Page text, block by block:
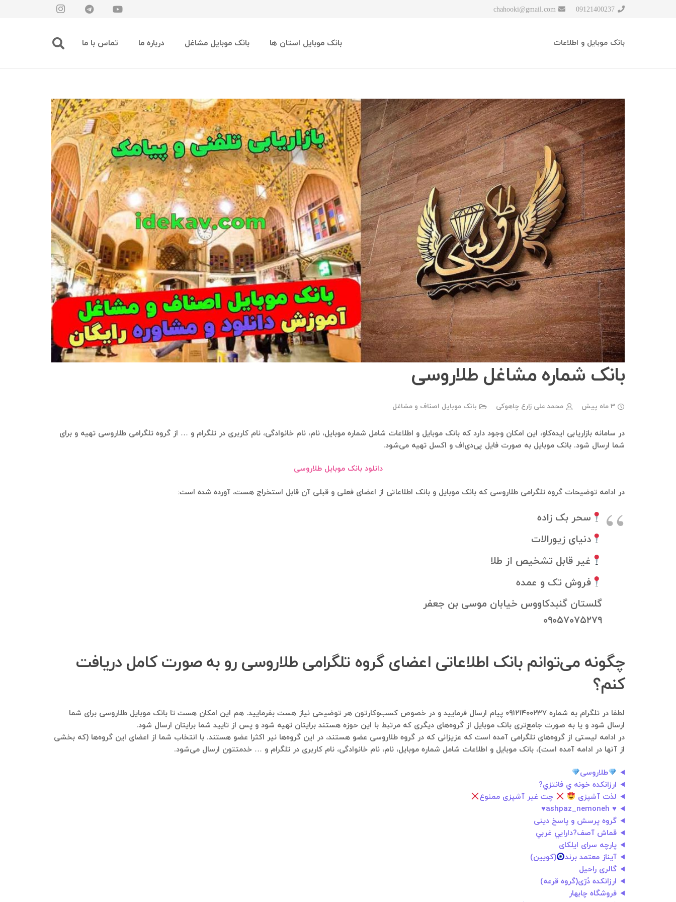
09121400237
chahooki@gmail.com
بانک موبایل و اطلاعات بانک موبایل استان ها بانک موبایل مشاغل درباره ما تماس با ما
بانک شماره مشاغل طلاروسی
3 ماه پیش محمد علی زارع چاهوکی بانک موبایل اصناف و مشاغل
در سامانه بازاریابی ایده‌کاو، این امکان وجود دارد که بانک موبایل و اطلاعات شامل شماره موبایل، نام، نام خانوادگی، نام کاربری در تلگرام و … از گروه تلگرامی طلاروسی تهیه و برای
شما ارسال شود. بانک موبایل به صورت فایل پی‌دی‌اف و اکسل تهیه می‌شود.
دانلود بانک موبایل طلاروسی
در ادامه توضیحات گروه تلگرامی طلاروسی که بانک موبایل و بانک اطلاعاتی از اعضای فعلی و قبلی آن قابل استخراج هست، آورده شده است:
سحر بک زاده
دنیای زیورالات
غیر قابل تشخیص از طلا
فروش تک و عمده
گلستان گنبدکاووس خیابان موسی بن جعفر
۰۹۰۵۷۰۷۵۲۷۹
چگونه می‌توانم بانک اطلاعاتی اعضای گروه تلگرامی طلاروسی رو به صورت کامل دریافت
کنم؟
لطفا در تلگرام به شماره ۰۹۱۲۱۴۰۰۲۳۷ پیام ارسال فرمایید و در خصوص کسب‌وکارتون هر توضیحی نیاز هست بفرمایید. هم این امکان هست تا بانک موبایل طلاروسی برای شما
ارسال شود و یا به صورت جامع‌تری بانک موبایل از گروه‌های دیگری که مرتبط با این حوزه هستند برایتان تهیه شود و پس از تایید شما برایتان ارسال شود.
در ادامه لیستی از گروه‌های تلگرامی آمده است که عزیزانی که در گروه طلاروسی عضو هستند، در این گروه‌ها نیر اکثرا عضو هستند. با انتخاب شما از اعضای این گروه‌ها (که بخشی
از آنها در ادامه آمده است)، بانک موبایل و اطلاعات شامل شماره موبایل، نام، نام خانوادگی، نام کاربری در تلگرام و … خدمتتون ارسال می‌شود.
طلاروسی
ارزانكده خونه ي فانتزي?
لذت آشپزی
چت غیر آشپزی ممنوع
♥️ ashpaz_nemoneh♥️
گروه پرسش و پاسخ دینی
قماش آصف?دارايي غربي
پارچه سرای ایلکای
آيناز معتمد برند
(كويين)
گالری راحیل
ارزانکده دُرّی(گروه قرعه)
فروشگاه چابهار